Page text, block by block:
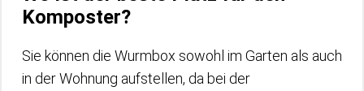
Komposter?
Sie können die Wurmbox sowohl im Garten als auch
in der Wohnung aufstellen, da bei der